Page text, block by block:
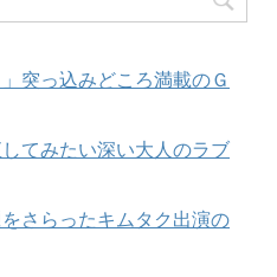
突っ込みどころ満載のＧ
してみたい深い大人のラブ
さらったキムタク出演の